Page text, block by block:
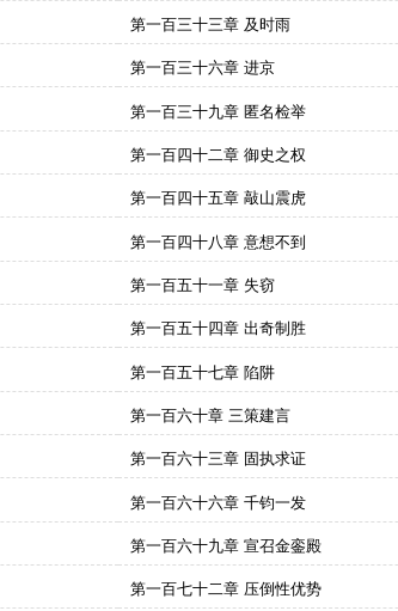
第一百三十三章 及时雨
第一百三十六章 进京
第一百三十九章 匿名检举
第一百四十二章 御史之权
第一百四十五章 敲山震虎
第一百四十八章 意想不到
第一百五十一章 失窃
第一百五十四章 出奇制胜
第一百五十七章 陷阱
第一百六十章 三策建言
第一百六十三章 固执求证
第一百六十六章 千钧一发
第一百六十九章 宣召金銮殿
第一百七十二章 压倒性优势